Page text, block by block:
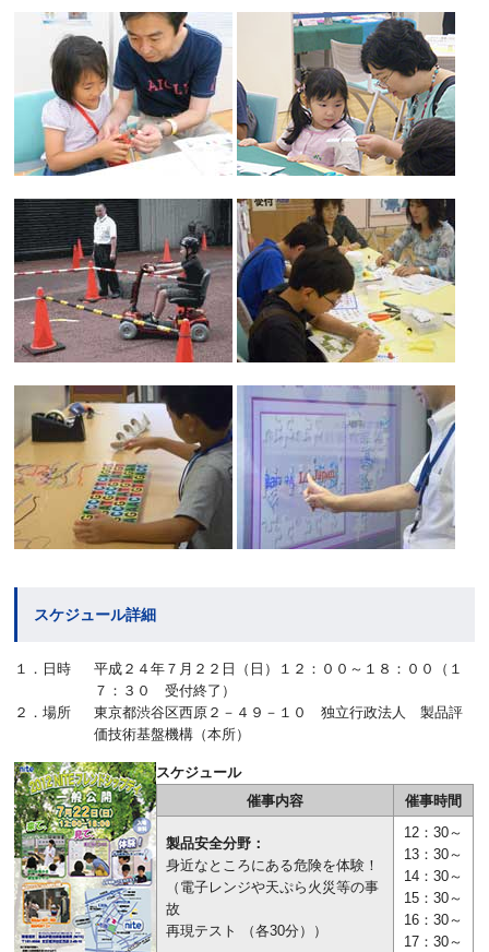
スケジュール詳細
１．日時
平成２４年７月２２日（日）１２：００～１８：００（１
７：３０ 受付終了）
２．場所
東京都渋谷区西原２－４９－１０ 独立行政法人 製品評
価技術基盤機構（本所）
スケジュール
催事内容
催事時間
製品安全分野：
身近なところにある危険を体験！
（電子レンジや天ぷら火災等の事
故
再現テスト （各30分））
12：30～
13：30～
14：30～
15：30～
16：30～
17：30～